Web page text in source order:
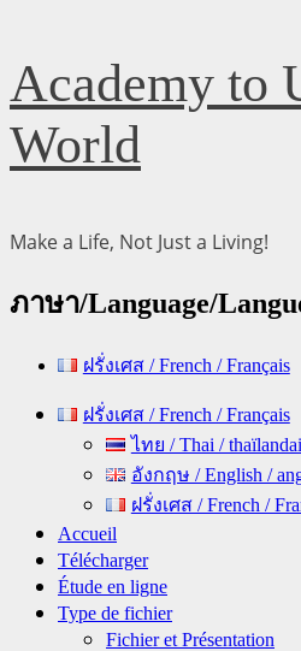
Skip
to
content
Academy to
World
Make a Life, Not Just a Living!
ภาษา/Language/
ฝรั่งเศส / French / Français
Primary ฝรั่งเศส / French / Français
ไทย / Thai /
อังกฤษ / English /
ฝรั่งเศส / French /
Accueil
Télécharger
Étude en ligne
Type de fichier
Fichier et Présentation